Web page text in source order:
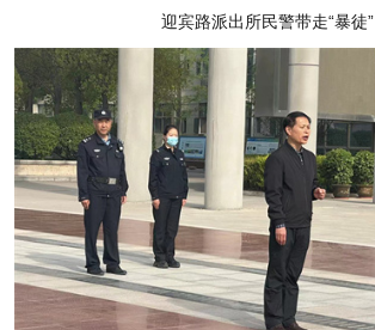
迎宾路派出所民警带走“暴徒”